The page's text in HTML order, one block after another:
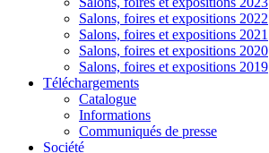
Salons, foires et expositions 2022
Salons, foires et expositions 2021
Salons, foires et expositions 2020
Salons, foires et expositions 2019
Téléchargements
Catalogue
Informations
Communiqués de presse
Société